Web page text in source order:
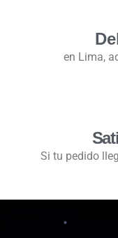
en Lima,
Si tu pedido